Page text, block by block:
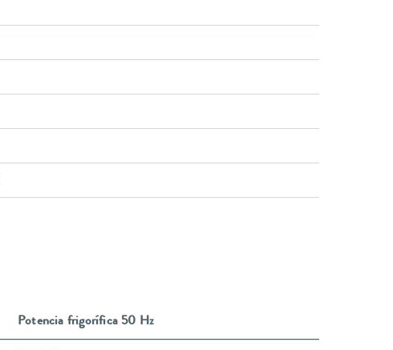
Potencia frigorífica 50 Hz